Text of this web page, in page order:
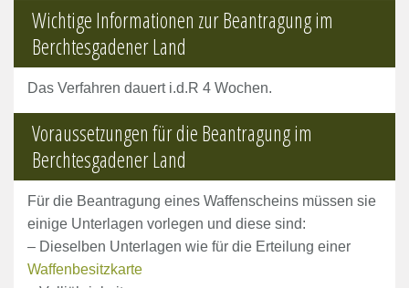
Wichtige Informationen zur Beantragung im
Berchtesgadener Land
Das Verfahren dauert i.d.R 4 Wochen.
Voraussetzungen für die Beantragung im
Berchtesgadener Land
Für die Beantragung eines Waffenscheins müssen sie
einige Unterlagen vorlegen und diese sind:
– Dieselben Unterlagen wie für die Erteilung einer
Waffenbesitzkarte